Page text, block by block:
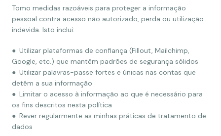
Tomo medidas razoáveis para proteger a informação
pessoal contra acesso não autorizado, perda ou utilização
indevida. Isto inclui:
● Utilizar plataformas de confiança (Fillout, Mailchimp,
Google, etc.) que mantêm padrões de segurança sólidos
● Utilizar palavras-passe fortes e únicas nas contas que
detêm a sua informação
● Limitar o acesso à informação ao que é necessário para
os fins descritos nesta política
● Rever regularmente as minhas práticas de tratamento de
dados